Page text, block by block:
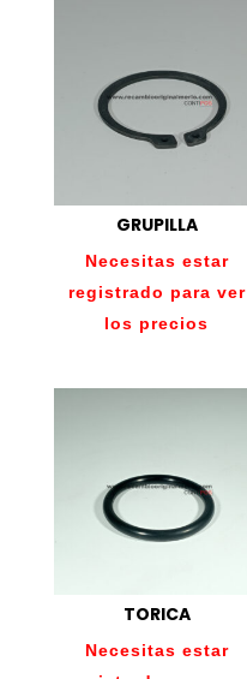
GRUPILLA
Necesitas estar
registrado para ver
los precios
TORICA
Necesitas estar